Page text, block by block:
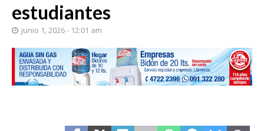
estudiantes
junio 1, 2026 - 12:01 am